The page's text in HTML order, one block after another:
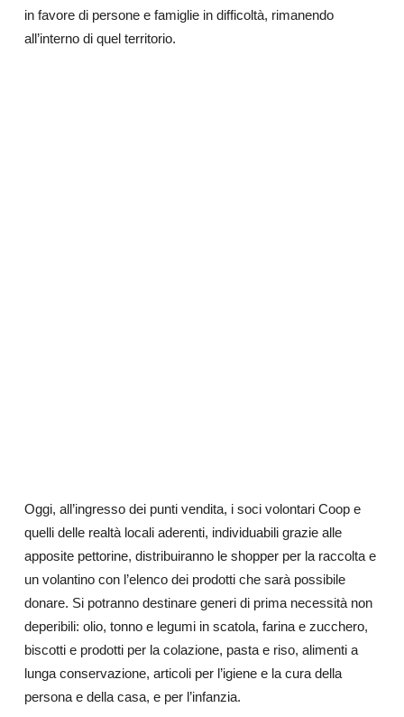
in favore di persone e famiglie in difficoltà, rimanendo
all’interno di quel territorio.
Oggi, all’ingresso dei punti vendita, i soci volontari Coop e
quelli delle realtà locali aderenti, individuabili grazie alle
apposite pettorine, distribuiranno le shopper per la raccolta e
un volantino con l’elenco dei prodotti che sarà possibile
donare. Si potranno destinare generi di prima necessità non
deperibili: olio, tonno e legumi in scatola, farina e zucchero,
biscotti e prodotti per la colazione, pasta e riso, alimenti a
lunga conservazione, articoli per l’igiene e la cura della
persona e della casa, e per l’infanzia.